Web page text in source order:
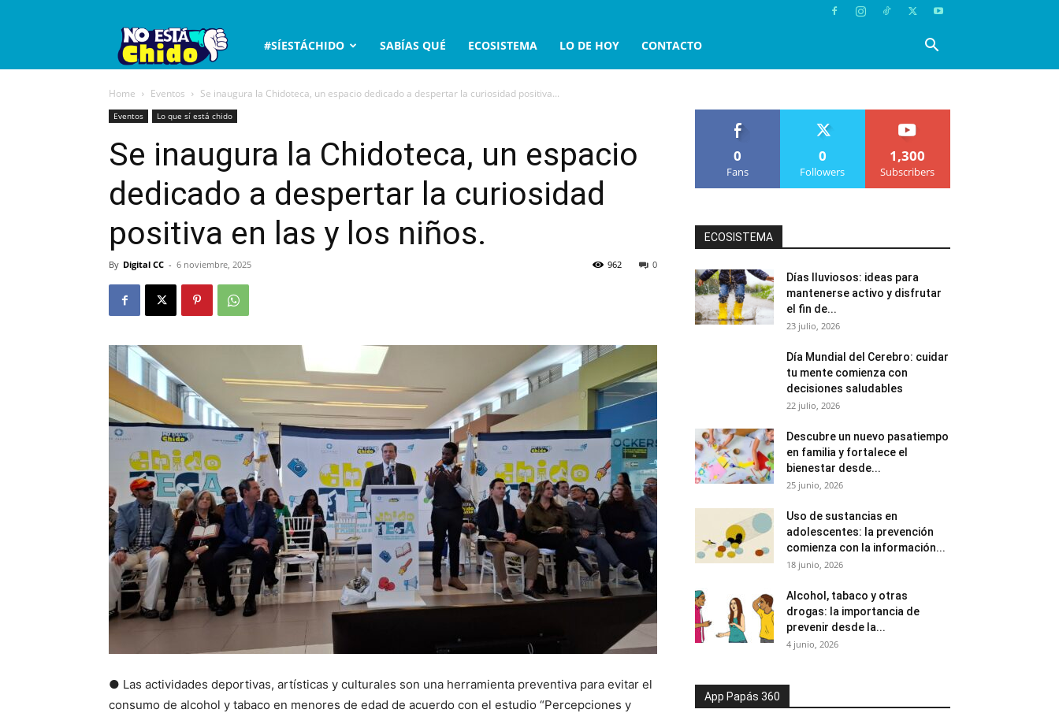
No
está
#SÍESTÁCHIDO SABÍAS QUÉ ECOSISTEMA LO DE HOY CONTACTO
Home Eventos Se inaugura la Chidoteca, un espacio dedicado a despertar la curiosidad positiva...
Eventos Lo que sí está chido
Se inaugura la Chidoteca, un espacio
dedicado a despertar la curiosidad
positiva en las y los niños.
By Digital CC - 6 noviembre, 2025 0
962
● Las actividades deportivas, artísticas y culturales son una herramienta preventiva para evitar el
consumo de alcohol y tabaco en menores de edad de acuerdo con el estudio “Percepciones y
0
Fans
0
Followers
1,300
Subscribers
ECOSISTEMA
Días lluviosos: ideas para
mantenerse activo y disfrutar
el fin de...
23 julio, 2026
Día Mundial del Cerebro: cuidar
tu mente comienza con
decisiones saludables
22 julio, 2026
Descubre un nuevo pasatiempo
en familia y fortalece el
bienestar desde...
25 junio, 2026
Uso de sustancias en
adolescentes: la prevención
comienza con la información...
18 junio, 2026
Alcohol, tabaco y otras
drogas: la importancia de
prevenir desde la...
4 junio, 2026
App Papás 360